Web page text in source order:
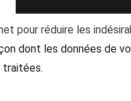
pour réduire les
dont les données de
traitées.